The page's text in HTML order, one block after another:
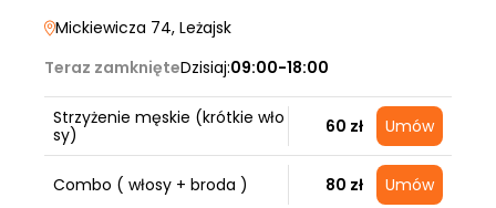
Mickiewicza 74, Leżajsk
Teraz zamknięteDzisiaj:09:00-18:00
Strzyżenie męskie (krótkie wło
sy)
60 zł Umów
Combo ( włosy + broda ) 80 zł Umów